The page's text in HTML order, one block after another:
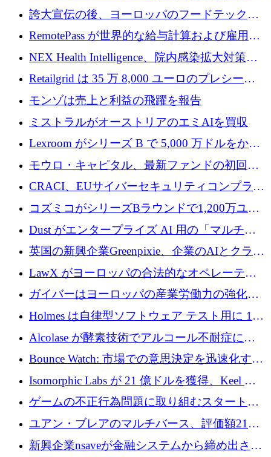
産業化するために 2 億 8,000 万ユーロのベル
リン GigaLab を発表
誇大宣伝の後、ヨーロッパのフードテックセ
クターはファンダメンタルズを中心に再構築
RemotePass が世界的な給与計算および雇用プ
ラットフォームを拡大するために 1,740 万ド
NEX Health Intelligence、院内感染拡大対策に
100万ユーロを確保
Retailgrid は 35 万 8,000 ユーロのプレシード
ラウンドで小売業のスプレッドシートをター
ゲットにしています
モンゾは売上と利益の飛躍を報告
ミストラルがオーストリアのエミAIを買収
Lexroom がシリーズ B で 5,000 万ドルをかけ
てヨーロッパ大陸法用の法律 AI を構築
モウロ・キャピタル、最新ファンドの初回ク
ローズで4億ドルを確保
CRACI、EUサイバーセキュリティコンプライ
アンスプラットフォームのために140万ユーロ
コズミコがシリーズBラウンドで1,200万ユー
ロを調達
Dust がエンタープライズ AI 用の「マルチプ
レイヤー」オペレーティング システムを構築
するシリーズ B で 4,000 万ドルを調達
英国の新興企業Greenpixie、企業のAIとクラウ
ドのエネルギー無駄を削減するために470万ポ
ンドを調達
LawX がヨーロッパの合法的なオペレーティ
ング システムを構築するために 750 万ユーロ
を調達
ガイバーはヨーロッパの産業労働力の強化に
貢献するために 140 万ユーロを獲得
Holmes は自律型ソフトウェア テスト用に 110
万ユーロのプレシードを提供して開始
Alcolase が酵素技術でアルコール不耐症に取
り組むために 150 万ユーロを調達
Bounce Watch: 市場での意思決定を迅速化する
ためのインテリジェンス層を構築する
Isomorphic Labs が 21 億ドルを獲得、Keel の
ネオバンク後の軸、ポーランドのソフトウェ
ア進化
ゲームの不正行為問題に取り組むスタートア
ップを紹介する
ユアン・ブレアのマルチバース、評価額21億
ドルで7,000万ドルを調達
新興企業nsaveが金融システムから締め出され